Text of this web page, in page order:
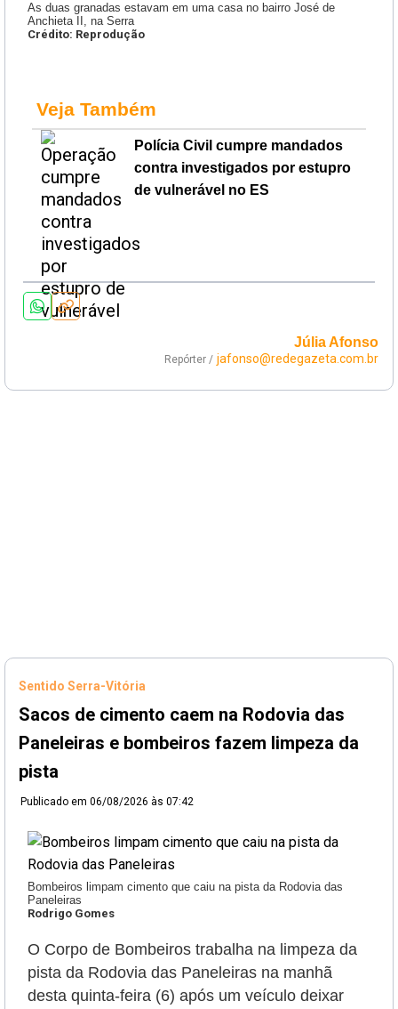
As duas granadas estavam em uma casa no bairro José de
Anchieta II, na Serra
Crédito: Reprodução
Veja Também
Polícia Civil cumpre mandados
contra investigados por estupro
de vulnerável no ES
Júlia Afonso
Repórter / jafonso@redegazeta.com.br
Sentido Serra-Vitória
Sacos de cimento caem na Rodovia das
Paneleiras e bombeiros fazem limpeza da
pista
Publicado em 06/08/2026 às 07:42
Bombeiros limpam cimento que caiu na pista da Rodovia das
Paneleiras
Rodrigo Gomes
O Corpo de Bombeiros trabalha na limpeza da
pista da Rodovia das Paneleiras na manhã
desta quinta-feira (6) após um veículo deixar